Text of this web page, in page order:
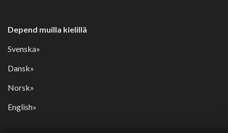
Depend muilla kielillä
Svenska»
Dansk»
Norsk»
English»